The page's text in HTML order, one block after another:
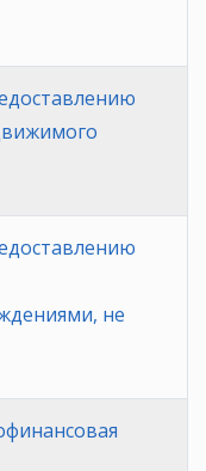
не